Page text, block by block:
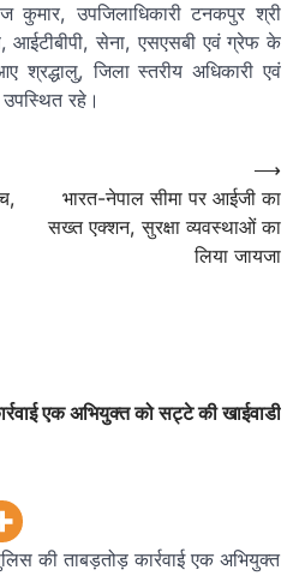
कुमार, उपजिलाधिकारी टनकपुर श्री
आईटीबीपी, सेना, एसएसबी एवं ग्रेफ के
श्रद्धालु, जिला स्तरीय अधिकारी एवं
रहे।
भारत-नेपाल सीमा पर आईजी का
सख्त एक्शन, सुरक्षा व्यवस्थाओं का
लिया जायजा
⟶
एक अभियुक्त को सट्टे की खाईवाडी
की ताबड़तोड़ कार्रवाई एक अभियुक्त